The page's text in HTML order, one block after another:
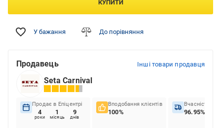
КУПИТИ
У бажання До порівняння
Продавець Інші товари продавця
Seta Carnival
Продає в Епіцентрі
4
роки
1
місяць
9
днів
Вподобання клієнтів
100%
Вчасність
96.95%